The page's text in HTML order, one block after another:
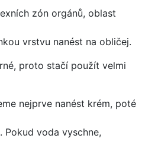
zón orgánů, oblast
vrstvu nanést na obličej.
proto stačí použít velmi
nejprve nanést krém, poté
voda vyschne,